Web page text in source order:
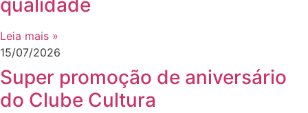
qualidade
Leia mais »
15/07/2026
Super promoção de aniversário
do Clube Cultura